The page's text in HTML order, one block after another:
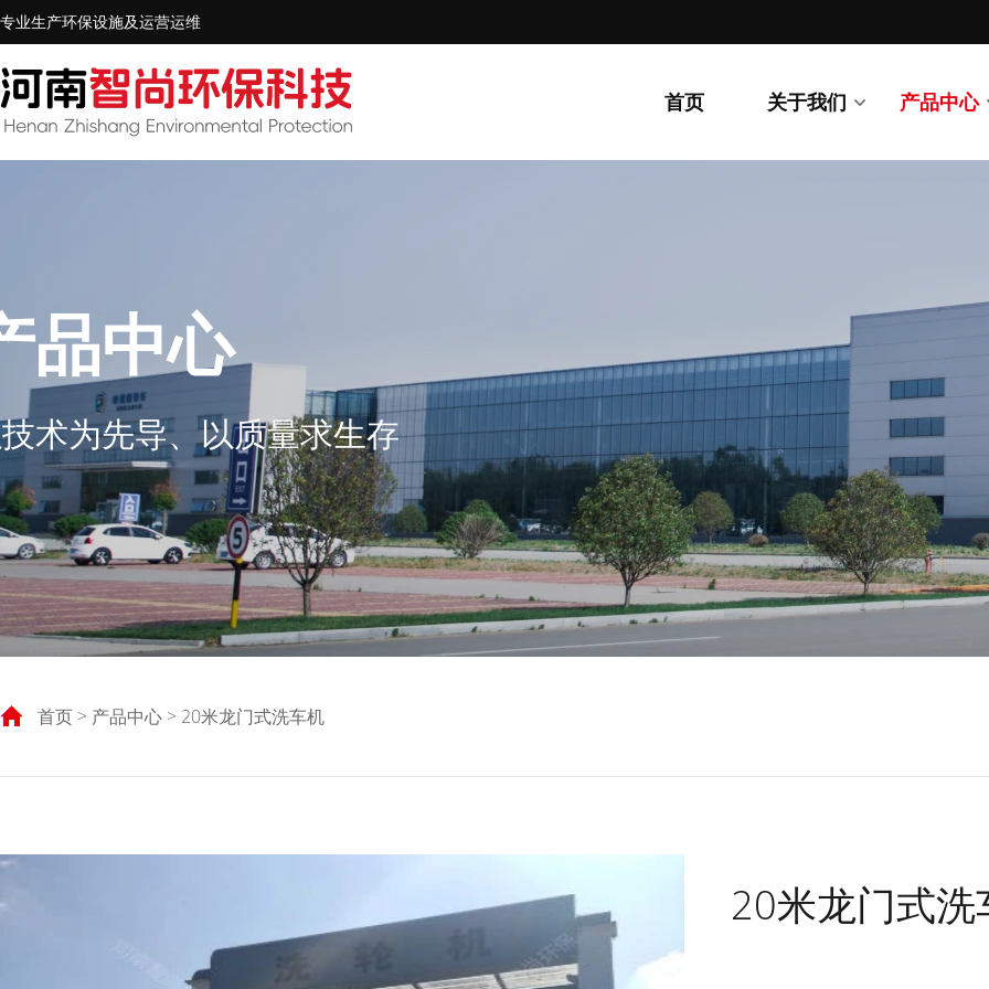
专业生产环保设施及运营运维
首页 关于我们 产品中心
品中心
术为先导、以质量求生存
首页 > 产品中心 > 20米龙门式洗车机
20米龙门式洗